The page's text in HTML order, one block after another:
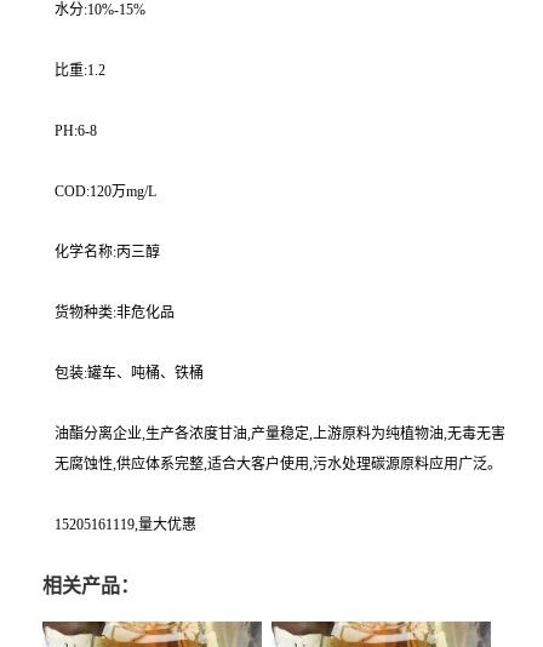
水分:10%-15%
比重:1.2
PH:6-8
COD:120万mg/L
化学名称:丙三醇
货物种类:非危化品
包装:罐车、吨桶、铁桶
油酯分离企业,生产各浓度甘油,产量稳定,上游原料为纯植物油,无毒无害
无腐蚀性,供应体系完整,适合大客户使用,污水处理碳源原料应用广泛。
15205161119,量大优惠
相关产品：